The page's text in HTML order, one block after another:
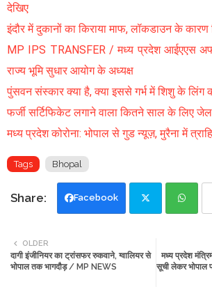
देखिए
इंदौर में दुकानों का किराया माफ, लॉकडाउन के
MP IPS TRANSFER / मध्य प्रदेश आईएएस
राज्य भूमि सुधार आयोग के अध्यक्ष
पुंसवन संस्कार क्या है, क्या इससे गर्भ में शिशु के लिंग का
फर्जी सर्टिफिकेट लगाने वाला कितने साल के लिए जेल
मध्य प्रदेश कोरोना: भोपाल से गुड न्यूज़, मुरैना में
Tags Bhopal
Facebook
tte ats
मध्य प्रदेश
सूची लेकर भोपाल
OLDER
दागी इंजीनियर का ट्रांसफर रुकवाने, ग्वालियर से
भोपाल तक भागदौड़ / MP NEWS